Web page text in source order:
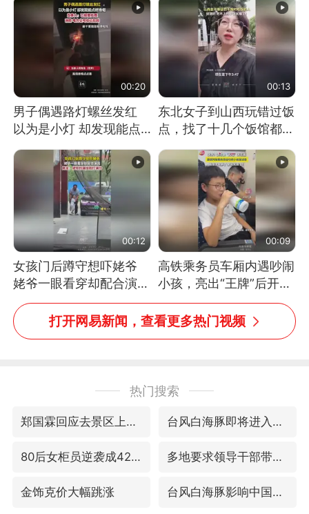
消息）
00:20
男子偶遇路灯螺丝发红
以为是小灯 却发现能点
00:13
东北女子到山西玩错过饭
点，找了十几个饭馆都没
00:12
女孩门后蹲守想吓姥爷
姥爷一眼看穿却配合演出
网友：姥爷的演技我打满
分
00:09
高铁乘务员车厢内遇吵闹
小孩，亮出“王牌”后开启
一键静音
打开网易新闻，查看更多热门视频
热门搜索
郑国霖回应去景区上班被保安拦下 台风白海豚即将进入48小时警戒线
80后女柜员逆袭成4200亿银行副行长 多地要求领导干部带头休假
金饰克价大幅跳涨 台风白海豚影响中国已成定局